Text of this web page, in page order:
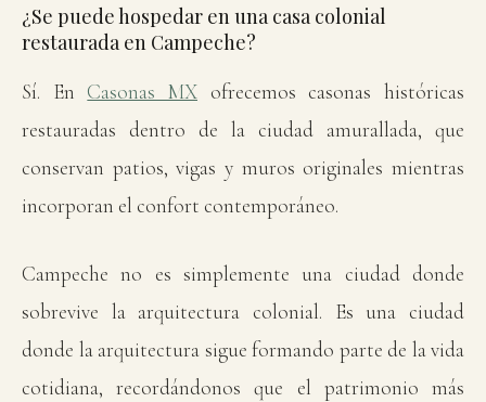
¿Se puede hospedar en una casa colonial
restaurada en Campeche?
Sí. En Casonas MX ofrecemos casonas históricas
restauradas dentro de la ciudad amurallada, que
conservan patios, vigas y muros originales mientras
incorporan el confort contemporáneo.
Campeche no es simplemente una ciudad donde
sobrevive la arquitectura colonial. Es una ciudad
donde la arquitectura sigue formando parte de la vida
cotidiana, recordándonos que el patrimonio más